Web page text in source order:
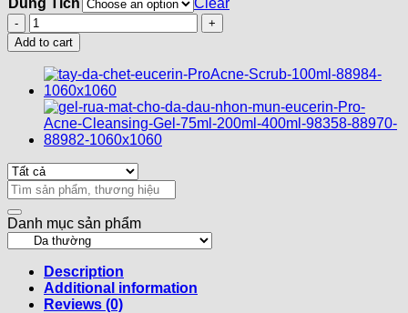
Sữa
Rửa
Mặt
Tạo
Bọt
Cho
Da
Dầu
Mụn
Eucerin
Pro
Acne
Cleansing
Foam
quantity
Add to cart
Search
for:
Danh mục sản phẩm
Description
Additional information
Reviews (0)